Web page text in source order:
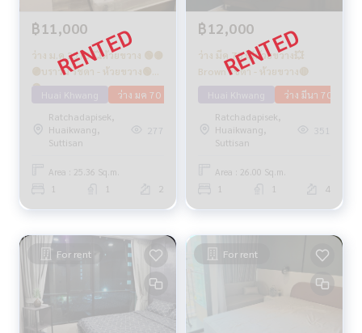
฿11,000
ว่าง ม.ค 2570 💥ห้วยขวาง 🟢🟡
🟣บราวน์ รัชดา - ห้วยขวาง🟢🟡
🟣
ว่าง มค 70
Ratchadapisek,
Huaikwang,
Suttisan
277
Area : 25.36 Sq.m.
1 1 2
฿12,000
ว่าง มีค 70 💥ห้วยขวาง💥
Brown รัชดา - ห้วยขวาง🔴
ว่าง มีนา 70
Ratchadapisek,
Huaikwang,
Suttisan
351
Area : 26.00 Sq.m.
1 1 4
For rent For rent